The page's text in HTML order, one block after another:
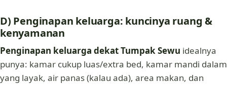
D) Penginapan keluarga: kuncinya ruang &
kenyamanan
Penginapan keluarga dekat Tumpak Sewu idealnya
punya: kamar cukup luas/extra bed, kamar mandi dalam
yang layak, air panas (kalau ada), area makan, dan